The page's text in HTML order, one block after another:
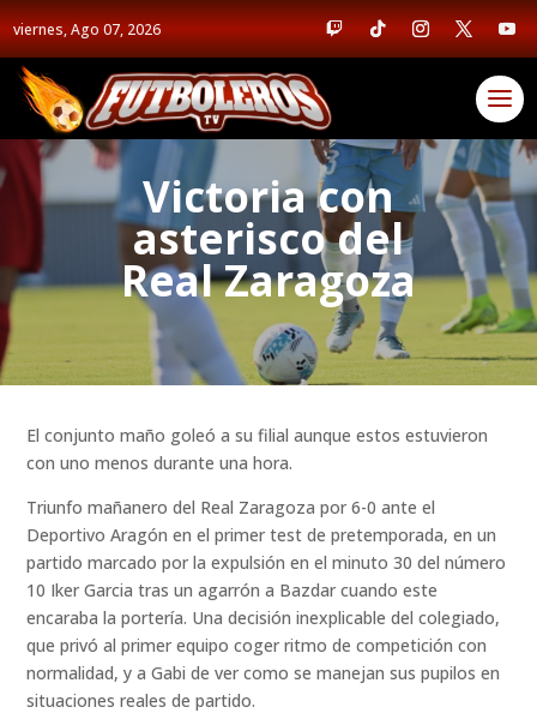
viernes, Ago 07, 2026
Victoria con
asterisco del
Real Zaragoza
El conjunto maño goleó a su filial aunque estos estuvieron
con uno menos durante una hora.
Triunfo mañanero del Real Zaragoza por 6-0 ante el
Deportivo Aragón en el primer test de pretemporada, en un
partido marcado por la expulsión en el minuto 30 del número
10 Iker Garcia tras un agarrón a Bazdar cuando este
encaraba la portería. Una decisión inexplicable del colegiado,
que privó al primer equipo coger ritmo de competición con
normalidad, y a Gabi de ver como se manejan sus pupilos en
situaciones reales de partido.